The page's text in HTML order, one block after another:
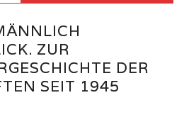
ZUR
DER
SEIT 1945